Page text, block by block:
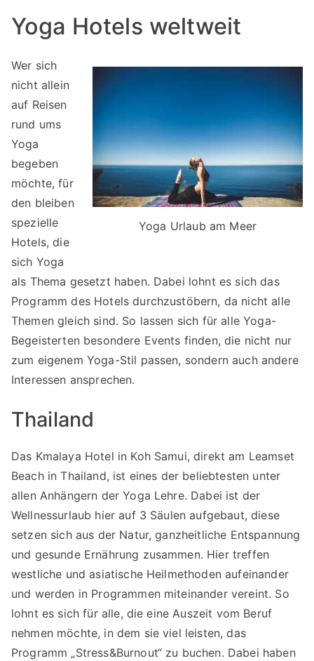
Yoga Hotels weltweit
Yoga Urlaub am Meer
Wer sich
nicht allein
auf Reisen
rund ums
Yoga
begeben
möchte, für
den bleiben
spezielle
Hotels, die
sich Yoga
als Thema gesetzt haben. Dabei lohnt es sich das
Programm des Hotels durchzustöbern, da nicht alle
Themen gleich sind. So lassen sich für alle Yoga-
Begeisterten besondere Events finden, die nicht nur
zum eigenem Yoga-Stil passen, sondern auch andere
Interessen ansprechen.
Thailand
Das Kmalaya Hotel in Koh Samui, direkt am Leamset
Beach in Thailand, ist eines der beliebtesten unter
allen Anhängern der Yoga Lehre. Dabei ist der
Wellnessurlaub hier auf 3 Säulen aufgebaut, diese
setzen sich aus der Natur, ganzheitliche Entspannung
und gesunde Ernährung zusammen. Hier treffen
westliche und asiatische Heilmethoden aufeinander
und werden in Programmen miteinander vereint. So
lohnt es sich für alle, die eine Auszeit vom Beruf
nehmen möchte, in dem sie viel leisten, das
Programm „Stress&Burnout“ zu buchen. Dabei haben